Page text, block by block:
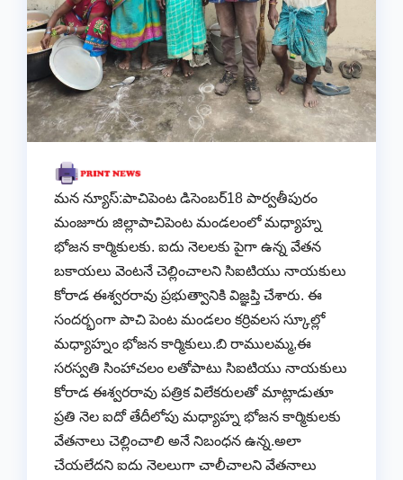
మన న్యూస్:పాచిపెంట డిసెంబర్18 పార్వతీపురం
మంజూరు జిల్లాపాచిపెంట మండలంలో మధ్యాహ్న
భోజన కార్మికులకు. ఐదు నెలలకు పైగా ఉన్న వేతన
బకాయలు వెంటనే చెల్లించాలని సిఐటియు నాయకులు
కోరాడ ఈశ్వరరావు ప్రభుత్వానికి విజ్ఞప్తి చేశారు. ఈ
సందర్భంగా పాచి పెంట మండలం కర్రివలస స్కూల్లో
మధ్యాహ్నం భోజన కార్మికులు.బి రాములమ్మ,ఈ
సరస్వతి సింహాచలం లతోపాటు సిఐటియు నాయకులు
కోరాడ ఈశ్వరరావు పత్రిక విలేకరులతో మాట్లాడుతూ
ప్రతి నెల ఐదో తేదీలోపు మధ్యాహ్న భోజన కార్మికులకు
వేతనాలు చెల్లించాలి అనే నిబంధన ఉన్న.అలా
చేయలేదని ఐదు నెలలుగా చాలీచాలని వేతనాలు